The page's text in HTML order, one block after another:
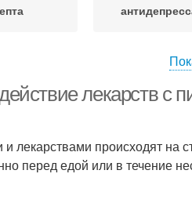
Вопросы
лекарств с
лекарствами происходят на
перед едой или в течение